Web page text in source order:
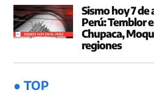
Sismo hoy 7
Perú: Temblor
Chupaca,
regiones
● TOP